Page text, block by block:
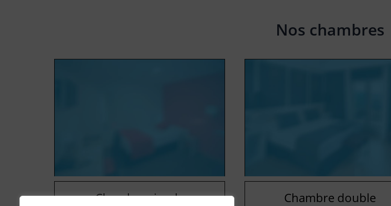
Nos chambres
Chambre simple Chambre double